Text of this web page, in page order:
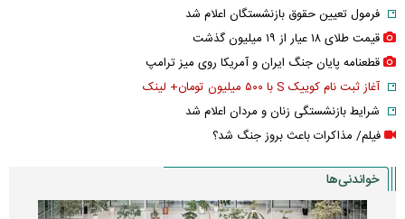
فرمول تعیین حقوق بازنشستگان اعلام شد
قیمت طلای ۱۸ عیار از ۱۹ میلیون گذشت
قطعنامه پایان جنگ ایران و آمریکا روی میز ترامپ
آغاز ثبت نام کوییک S با ۵۰۰ میلیون تومان+ لینک
شرایط بازنشستگی زنان و مردان اعلام شد
فیلم/ مذاکرات باعث بروز جنگ شد؟
خواندنی‌ها